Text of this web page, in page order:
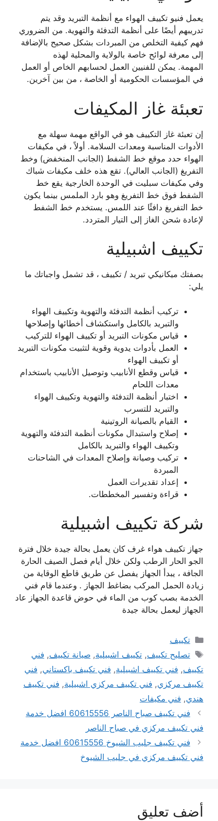
يعمل فنيو تكييف الهواء مع أنظمة التبريد وقد يتم
تدريبهم أيضًا على أنظمة التدفئة والتهوية. من الضروري
فهم كيفية التخلص من المبردات بشكل صحيح بالإضافة
إلى معرفة لوائح خاصة بالولاية والمحلية لهذه
المهمة. يمكن للفنيين العمل لحسابهم الخاص أو العمل
في المؤسسات الحكومية أو الخاصة ، من بين آخرين.
تعبئة غاز المكيفات
إن تعبئة غاز التكييف هو في الواقع مهمة سهلة مع
الأدوات المناسبة ومعدات السلامة. أولاً ، في مكيفات
الهواء حدد موقع خط الشفط (الجانب المنخفض) وخط
التفريغ (الجانب العالي). تقع هذه خلف مكيفات شباك
وفي مكيفات سبليت في الوحدة الخارجية يقع خط
الشفط فوق خط التفريغ وهو بارد الملمس بينما يكون
خط التفريغ دافئًا عند اللمس. يستخدم خط الشفط
لإعادة شحن الغاز إلى التيار المتردد.
تكييف اشبيلية
بصفتك ميكانيكي تبريد / تكييف ، قد تشمل واجباتك ما
يلي:
تركيب أنظمة التدفئة والتهوية وتكييف الهواء
والتبريد بالكامل واستكشاف أخطائها وإصلاحها
قياس مكونات التبريد أو تكييف الهواء للتركيب
العمل بأدوات يدوية وقوية لتثبيت مكونات التبريد
أو تكييف الهواء
قياس وقطع الأنابيب وتوصيل الأنابيب باستخدام
معدات اللحام
اختبار أنظمة التدفئة والتهوية وتكييف الهواء
والتبريد للتسرب
القيام بالصيانة الروتينية
إصلاح واستبدال مكونات أنظمة التدفئة والتهوية
وتكييف الهواء والتبريد بالكامل
تركيب وصيانة وإصلاح المعدات في الشاحنات
المبردة
إعداد تقديرات العمل
قراءة وتفسير المخططات.
شركة تكييف اشبيلية
جهاز تكييف هواء غرف كان يعمل بحالة جيدة خلال فترة
الجو الحار الرطب ولكن خلال أيام فصل الصيف الحارة
الجافة ، يبدأ الجهاز يفصل عن طريق قاطع الوقاية من
زيادة الحمل المركب بضاغط الجهاز . وعندما قام فني
الخدمة بصب كوب من الماء في حوض قاعدة الجهاز عاد
الجهاز ليعمل بحالة جيدة
التصنيفات
تكييف
الوسوم
تصليح تكييف,تكييف اشبيلية,صيانة تكييف, فني
تكييف, فني تكييف اشبيلية, فني تكييف باكستاني, فني
تكييف مركزي, فني تكييف مركزي اشبيلية, فني تكييف
هندي, فني مكيفات
فني تكييف صباح الناصر 60615556 افضل خدمة
فني تكييف مركزي في صباح الناصر
فني تكييف جليب الشيوخ 60615556 افضل خدمة
فني تكييف مركزي في جليب الشيوخ
أضف تعليق